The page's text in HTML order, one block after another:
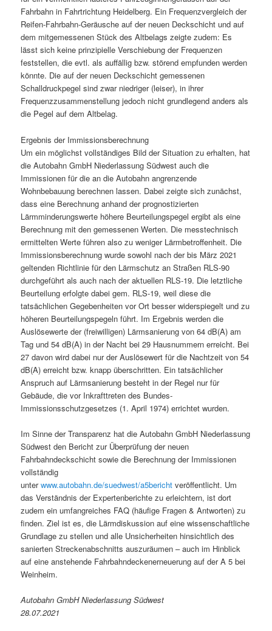
Fahrbahn in Fahrtrichtung Heidelberg. Ein Frequenzvergleich der
Reifen-Fahrbahn-Geräusche auf der neuen Deckschicht und auf
dem mitgemessenen Stück des Altbelags zeigte zudem: Es
lässt sich keine prinzipielle Verschiebung der Frequenzen
feststellen, die evtl. als auffällig bzw. störend empfunden werden
könnte. Die auf der neuen Deckschicht gemessenen
Schalldruckpegel sind zwar niedriger (leiser), in ihrer
Frequenzzusammenstellung jedoch nicht grundlegend anders als
die Pegel auf dem Altbelag.
Ergebnis der Immissionsberechnung
Um ein möglichst vollständiges Bild der Situation zu erhalten, hat
die Autobahn GmbH Niederlassung Südwest auch die
Immissionen für die an die Autobahn angrenzende
Wohnbebauung berechnen lassen. Dabei zeigte sich zunächst,
dass eine Berechnung anhand der prognostizierten
Lärmminderungswerte höhere Beurteilungspegel ergibt als eine
Berechnung mit den gemessenen Werten. Die messtechnisch
ermittelten Werte führen also zu weniger Lärmbetroffenheit. Die
Immissionsberechnung wurde sowohl nach der bis März 2021
geltenden Richtlinie für den Lärmschutz an Straßen RLS-90
durchgeführt als auch nach der aktuellen RLS-19. Die letztliche
Beurteilung erfolgte dabei gem. RLS-19, weil diese die
tatsächlichen Gegebenheiten vor Ort besser widerspiegelt und zu
höheren Beurteilungspegeln führt. Im Ergebnis werden die
Auslösewerte der (freiwilligen) Lärmsanierung von 64 dB(A) am
Tag und 54 dB(A) in der Nacht bei 29 Hausnummern erreicht. Bei
27 davon wird dabei nur der Auslösewert für die Nachtzeit von 54
dB(A) erreicht bzw. knapp überschritten. Ein tatsächlicher
Anspruch auf Lärmsanierung besteht in der Regel nur für
Gebäude, die vor Inkrafttreten des Bundes-
Immissionsschutzgesetzes (1. April 1974) errichtet wurden.
Im Sinne der Transparenz hat die Autobahn GmbH Niederlassung
Südwest den Bericht zur Überprüfung der neuen
Fahrbahndeckschicht sowie die Berechnung der Immissionen
vollständig
unterwww.autobahn.de/suedwest/a5bericht veröffentlicht. Um
das Verständnis der Expertenberichte zu erleichtern, ist dort
zudem ein umfangreiches FAQ (häufige Fragen & Antworten) zu
finden. Ziel ist es, die Lärmdiskussion auf eine wissenschaftliche
Grundlage zu stellen und alle Unsicherheiten hinsichtlich des
sanierten Streckenabschnitts auszuräumen – auch im Hinblick
auf eine anstehende Fahrbahndeckenerneuerung auf der A 5 bei
Weinheim.
Autobahn GmbH Niederlassung Südwest
28.07.2021